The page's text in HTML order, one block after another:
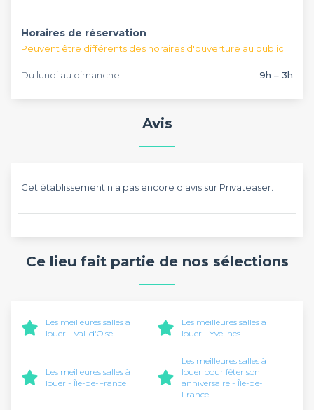
Horaires de réservation
Peuvent être différents des horaires d'ouverture au public
Du lundi au dimanche 9h – 3h
Avis
Cet établissement n'a pas encore d'avis sur Privateaser.
Ce lieu fait partie de nos sélections
Les meilleures salles à
louer - Val-d'Oise
Les meilleures salles à
louer - Yvelines
Les meilleures salles à
louer - Île-de-France
Les meilleures salles à
louer pour fêter son
anniversaire - Île-de-
France